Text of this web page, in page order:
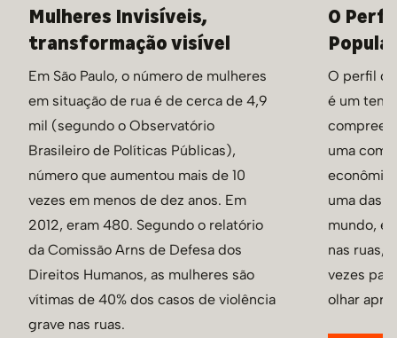
Mulheres Invisíveis,
transformação visível
Em São Paulo, o número de mulheres
em situação de rua é de cerca de 4,9
mil (segundo o Observatório
Brasileiro de Políticas Públicas),
número que aumentou mais de 10
vezes em menos de dez anos. Em
2012, eram 480. Segundo o relatório
da Comissão Arns de Defesa dos
Direitos Humanos, as mulheres são
vítimas de 40% dos casos de violência
grave nas ruas.
O
O perfil
é um
uma
uma das
mundo,
nas ruas,
vezes
olhar